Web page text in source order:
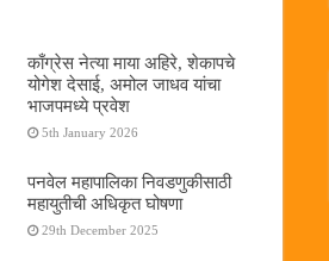
काँग्रेस नेत्या माया अहिरे, शेकापचे
योगेश देसाई, अमोल जाधव यांचा
भाजपमध्ये प्रवेश
5th January 2026
पनवेल महापालिका निवडणुकीसाठी
महायुतीची अधिकृत घोषणा
29th December 2025